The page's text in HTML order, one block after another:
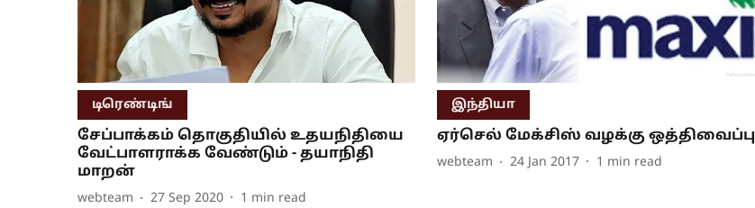
டிரெண்டிங்
சேப்பாக்கம் தொகுதியில் உதயநிதியை
வேட்பாளராக்க வேண்டும் - தயாநிதி
மாறன்
webteam 27 Sep 2020 1 min read
இந்தியா
ஏர்செல் மேக்சிஸ் வழக்கு ஒத்திவைப்பு
webteam 24 Jan 2017 1 min read